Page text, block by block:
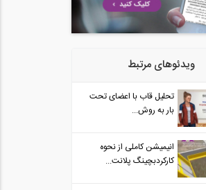
ویدئوهای مرتبط
تحلیل قاب با اعضای تحت
بار به روش...
انیمیشن کاملی از نحوه
کارکردبچینگ پلانت...